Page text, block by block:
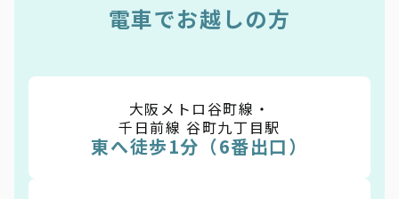
電車でお越しの方
大阪メトロ谷町線・
千日前線 谷町九丁目駅
東へ徒歩1分（6番出口）